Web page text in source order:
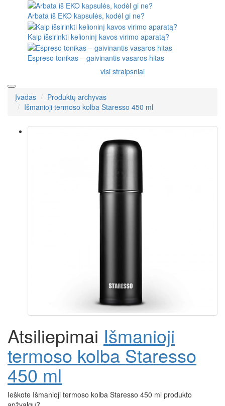
Arbata iš EKO kapsulės, kodėl gi ne?
Kaip išsirinkti kelioninį kavos virimo aparatą?
Espreso tonikas – gaivinantis vasaros hitas
visi straipsniai
Įvadas
Produktų archyvas
Išmanioji termoso kolba Staresso 450 ml
Atsiliepimai Išmanioji
termoso kolba Staresso
450 ml
Ieškote Išmanioji termoso kolba Staresso 450 ml produkto